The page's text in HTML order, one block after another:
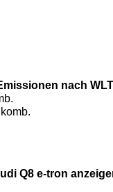
nach
Q8 e-tron